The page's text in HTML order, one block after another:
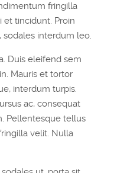
fringilla
et tincidunt. Proin
sodales interdum leo.
Duis eleifend sem
Mauris et tortor
interdum turpis.
ac, consequat
Pellentesque tellus
velit. Nulla